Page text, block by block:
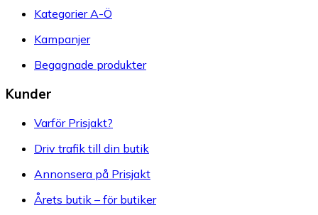
Kategorier A-Ö
Kampanjer
Begagnade produkter
Kunder
Varför Prisjakt?
Driv trafik till din butik
Annonsera på Prisjakt
Årets butik – för butiker